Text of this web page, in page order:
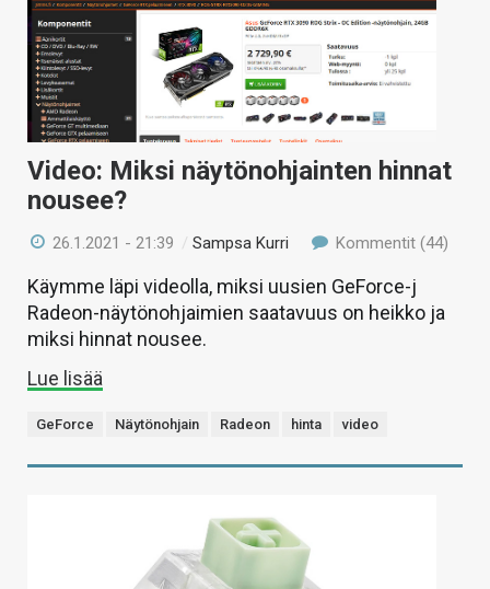
Video: Miksi näytönohjainten hinnat
nousee?
26.1.2021 - 21:39 /Sampsa Kurri Kommentit (44)
Käymme läpi videolla, miksi uusien GeForce-j
Radeon-näytönohjaimien saatavuus on heikko ja
miksi hinnat nousee.
Lue lisää
GeForce Näytönohjain Radeon hinta video